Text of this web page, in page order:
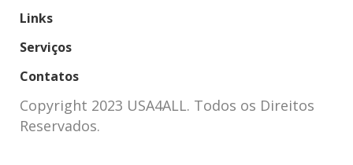
Links
Serviços
Contatos
Copyright 2023 USA4ALL. Todos os Direitos
Reservados.